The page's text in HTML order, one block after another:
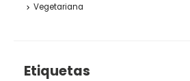
Vegetariana
Etiquetas